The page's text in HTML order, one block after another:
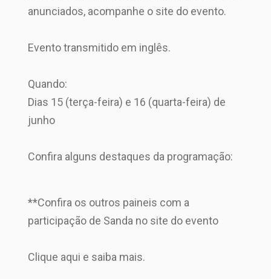
anunciados, acompanhe o site do evento.
Evento transmitido em inglês.
Quando:
Dias 15 (terça-feira) e 16 (quarta-feira) de
junho
Confira alguns destaques da programação:
**Confira os outros paineis com a
participação de Sanda no site do evento
Clique aqui e saiba mais.